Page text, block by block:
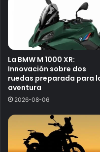
La BMW M 1000 XR:
Innovación sobre dos
ruedas preparada para
aventura
2026-08-06